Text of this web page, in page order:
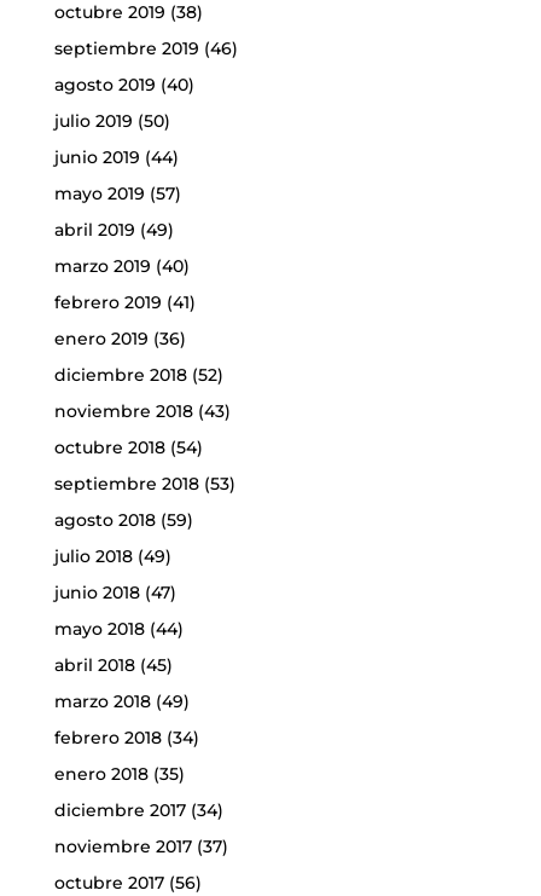
octubre 2019 (38)
septiembre 2019 (46)
agosto 2019 (40)
julio 2019 (50)
junio 2019 (44)
mayo 2019 (57)
abril 2019 (49)
marzo 2019 (40)
febrero 2019 (41)
enero 2019 (36)
diciembre 2018(52)
noviembre 2018(43)
octubre 2018(54)
septiembre 2018(53)
agosto 2018(59)
julio 2018(49)
junio 2018(47)
mayo 2018(44)
abril 2018(45)
marzo 2018(49)
febrero 2018(34)
enero 2018(35)
diciembre 2017(34)
noviembre 2017(37)
octubre 2017(56)